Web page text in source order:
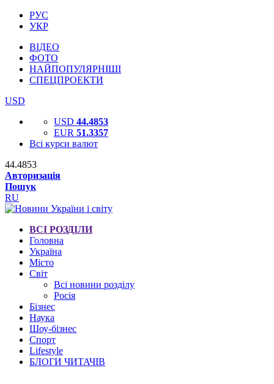
РУС
УКР
ВІДЕО
ФОТО
НАЙПОПУЛЯРНІШІ
СПЕЦПРОЕКТИ
USD
USD 44.4853
EUR 51.3357
Всі курси валют
44.4853
Авторизація
Пошук
RU
ВСІ РОЗДІЛИ
Головна
Україна
Місто
Світ
Всі новини розділу
Росія
Бізнес
Наука
Шоу-бізнес
Спорт
Lifestyle
БЛОГИ ЧИТАЧІВ